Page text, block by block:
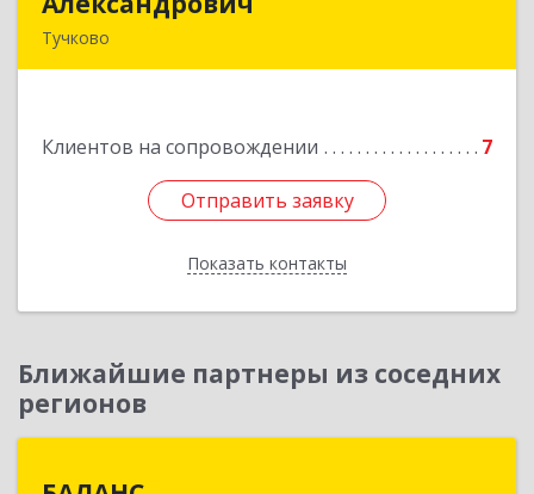
Тучково
Клиентов на сопровождении 7
Отправить заявку
Показать контакты
Подробнее
Отправить заявку
Назад
Ближайшие партнеры из соседних
регионов